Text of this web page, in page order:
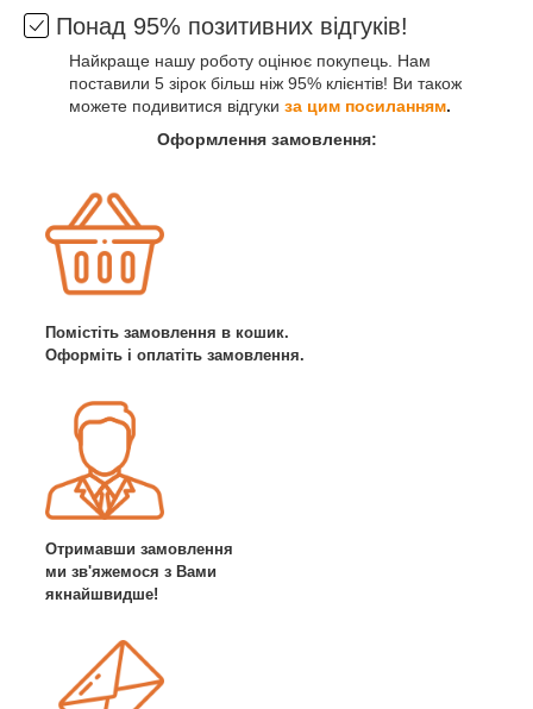
Понад 95% позитивних відгуків!
Найкраще нашу роботу оцінює покупець. Нам
поставили 5 зірок більш ніж 95% клієнтів! Ви також
можете подивитися відгуки за цим посиланням.
Оформлення замовлення:
Помістіть замовлення в кошик.
Оформіть і оплатіть замовлення.
Отримавши замовлення
ми зв'яжемося з Вами
якнайшвидше!